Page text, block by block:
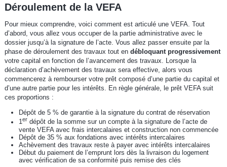
Déroulement de la VEFA
Pour mieux comprendre, voici comment est articulé une VEFA. Tout
d’abord, vous allez vous occuper de la partie administrative avec le
dossier jusqu’à la signature de l’acte. Vous allez passer ensuite par la
phase de déroulement des travaux tout en débloquant progressivement
votre capital en fonction de l’avancement des travaux. Lorsque la
déclaration d’achèvement des travaux sera effective, alors vous
commencerez à rembourser votre prêt composé d’une partie du capital et
d’une autre partie pour les intérêts. En règle générale, le prêt VEFA suit
ces proportions :
Dépôt de 5 % de garantie à la signature du contrat de réservation
1er dépôt de la somme sur un compte à la signature de l’acte de
vente VEFA avec frais intercalaires et construction non commencée
Dépôt de 35 % aux fondations avec intérêts intercalaires
Achèvement des travaux reste à payer avec intérêts intercalaires
Début du paiement de l’emprunt lors dès la livraison du logement
avec vérification de sa conformité puis remise des clés